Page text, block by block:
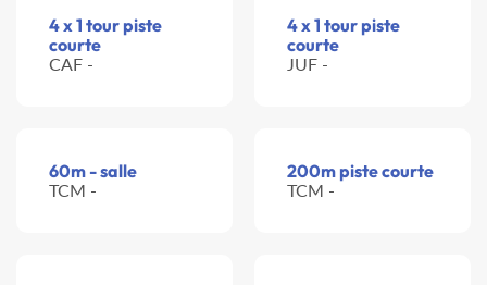
4 x 1 tour piste
courte
CAF -
4 x 1 tour piste
courte
JUF -
60m - salle
TCM -
200m piste courte
TCM -